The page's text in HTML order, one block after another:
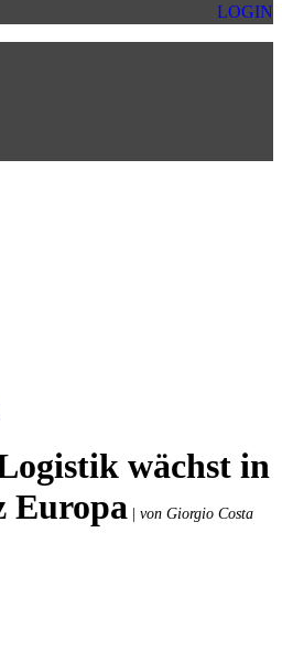
LOGIN
wächst in
Europa
von Giorgio Costa